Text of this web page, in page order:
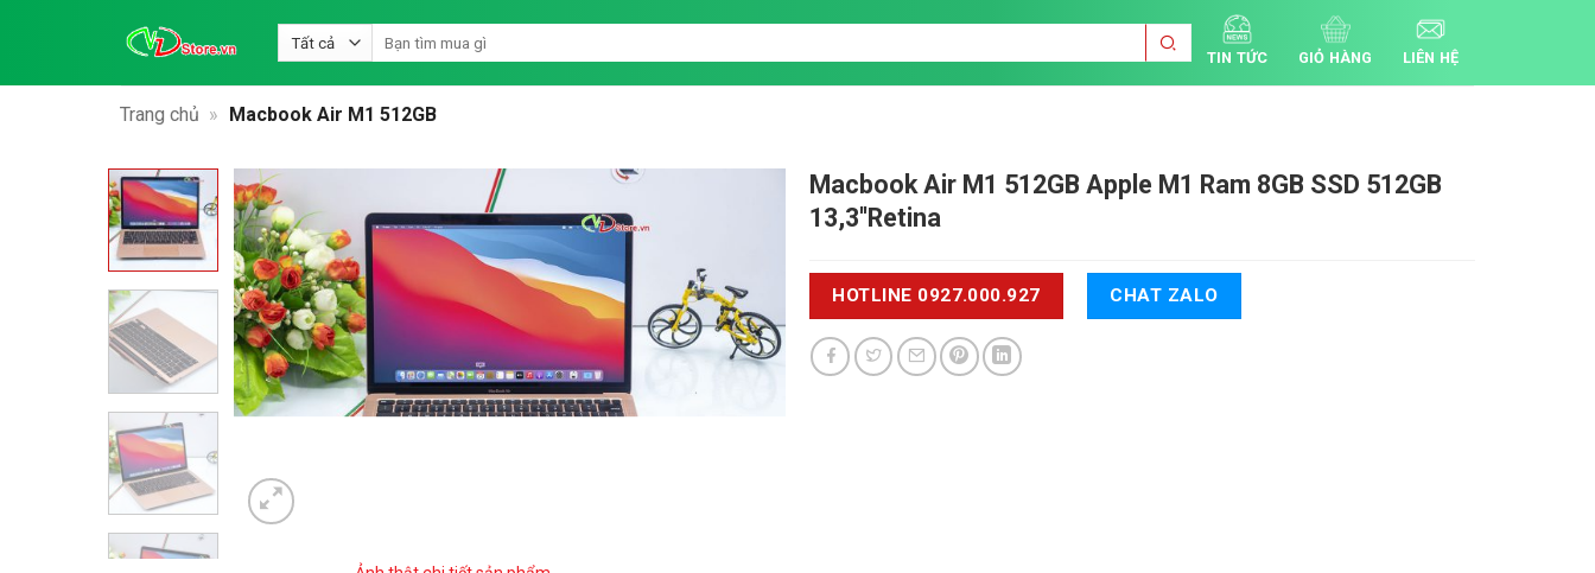
kiếm:
TIN TỨC GIỎ HÀNG LIÊN HỆ
Trang chủ » Macbook Air M1 512GB
Macbook Air M1 512GB Apple M1 Ram 8GB SSD 512GB
13,3''Retina
HOTLINE 0927.000.927 CHAT ZALO